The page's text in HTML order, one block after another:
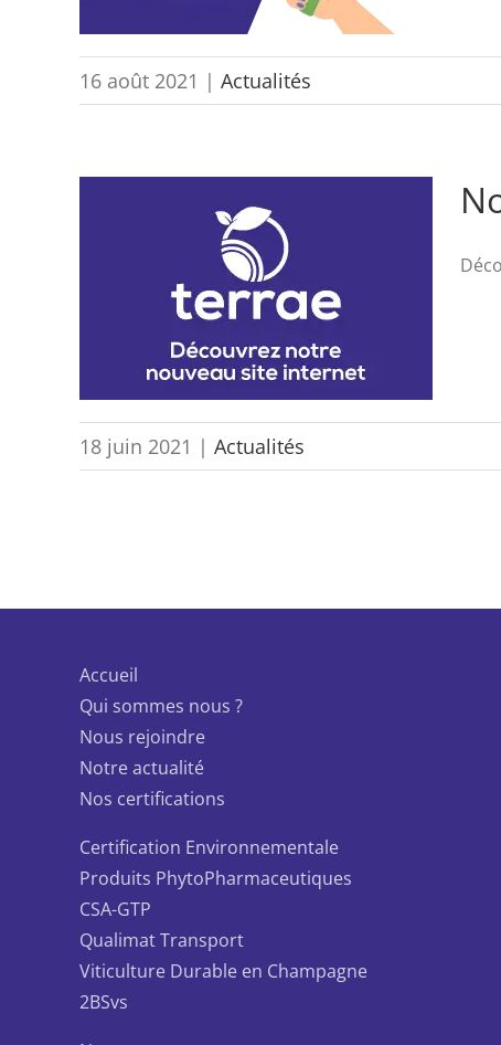
16 août 2021 | Actualités
18 juin 2021 | Actualités
Accueil
Qui sommes nous ?
Nous rejoindre
Notre actualité
Nos certifications
Certification Environnementale
Produits PhytoPharmaceutiques
CSA-GTP
Qualimat Transport
Viticulture Durable en Champagne
2BSvs